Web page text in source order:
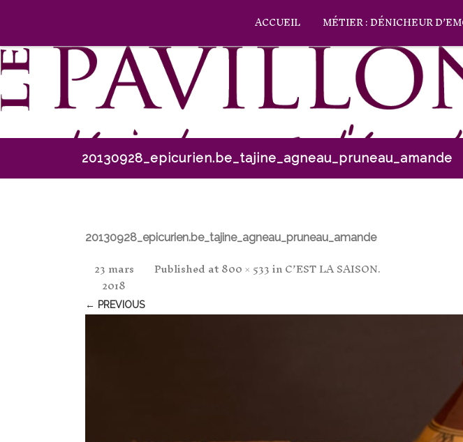
ACCUEIL MÉTIER : DÉNICHEUR
20130928_epicurien.be_tajine_agneau_pruneau_amande
20130928_epicurien.be_tajine_agneau_pruneau_amande
Published
23 mars
2018
at800 × 533inC’EST LA SAISON.
← PREVIOUS